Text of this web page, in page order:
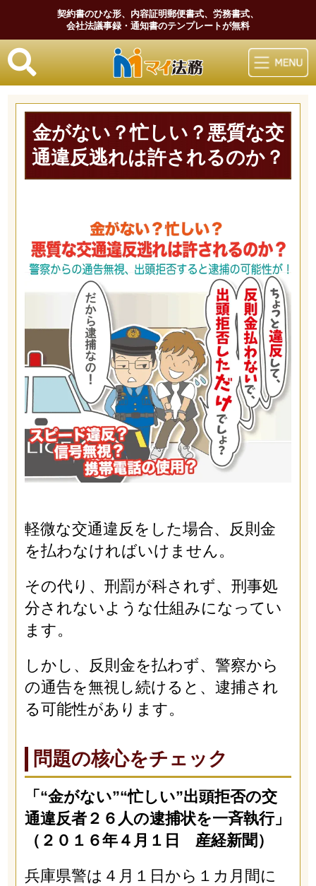
契約書のひな形、内容証明郵便書式、労務書式、
会社法議事録・通知書のテンプレートが無料
マイ法務
金がない？忙しい？悪質な交
通違反逃れは許されるのか？
軽微な交通違反をした場合、反則金
を払わなければいけません。
その代り、刑罰が科されず、刑事処
分されないような仕組みになってい
ます。
しかし、反則金を払わず、警察から
の通告を無視し続けると、逮捕され
る可能性があります。
問題の核心をチェック
「“金がない”“忙しい”出頭拒否の交
通違反者２６人の逮捕状を一斉執行」
（２０１６年４月１日 産経新聞）
兵庫県警は４月１日から１カ月間に